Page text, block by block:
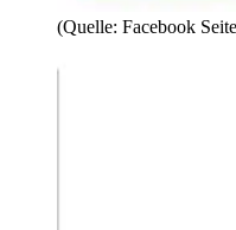
(Quelle: Facebook